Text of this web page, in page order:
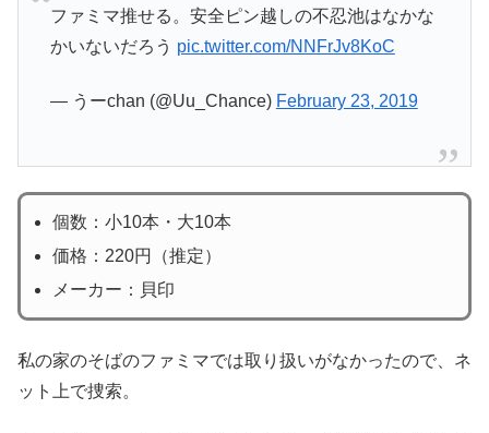
ファミマ推せる。安全ピン越しの不忍池はなかな
かいないだろう pic.twitter.com/NNFrJv8KoC
— うーchan (@Uu_Chance) February 23, 2019
個数：小10本・大10本
価格：220円（推定）
メーカー：貝印
私の家のそばのファミマでは取り扱いがなかったので、ネ
ット上で捜索。